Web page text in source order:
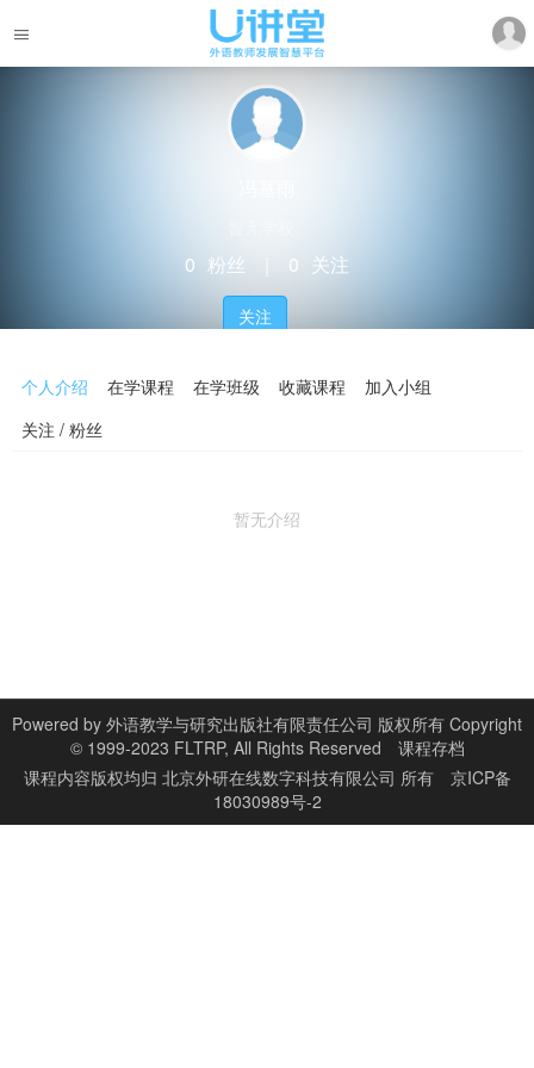
0 粉丝 0 关注
关注
个人介绍 在学课程 在学班级 收藏课程
加入小组
关注 / 粉丝
暂无介绍
Powered by 外语教学与研究出版社有限责任公司 版权所有 Copyright
© 1999-2023 FLTRP, All Rights Reserved
课程存档
课程内容版权均归 北京外研在线数字科技有限公司 所有
京ICP备
18030989号-2